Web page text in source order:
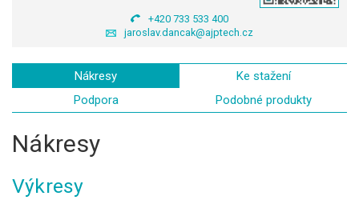
+420 733 533 400
jaroslav.dancak@ajptech.cz
Nákresy
Ke stažení
Podpora
Podobné produkty
Nákresy
Výkresy